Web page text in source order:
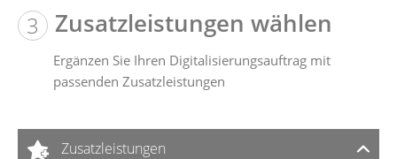
Zusatzleistungen wählen
Ergänzen Sie Ihren Digitalisierungsauftrag mit
passenden Zusatzleistungen
Zusatzleistungen